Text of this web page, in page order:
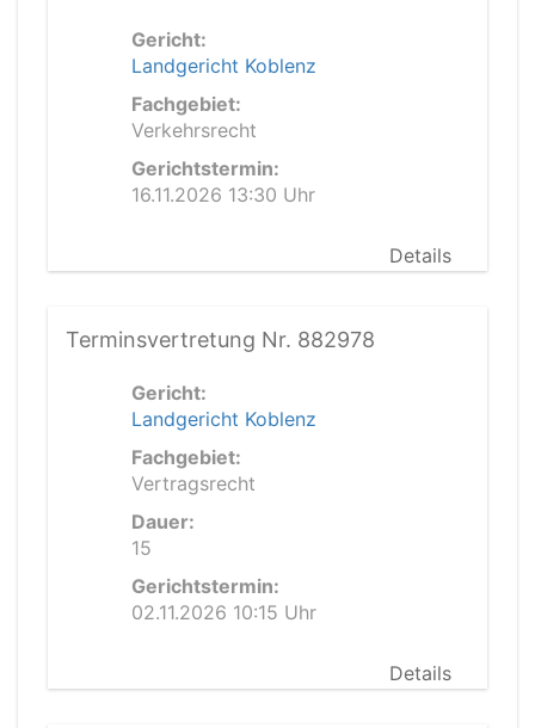
Gericht:
Landgericht Koblenz
Fachgebiet:
Verkehrsrecht
Gerichtstermin:
16.11.2026 13:30 Uhr
Details
Terminsvertretung Nr. 882978
Gericht:
Landgericht Koblenz
Fachgebiet:
Vertragsrecht
Dauer:
15
Gerichtstermin:
02.11.2026 10:15 Uhr
Details